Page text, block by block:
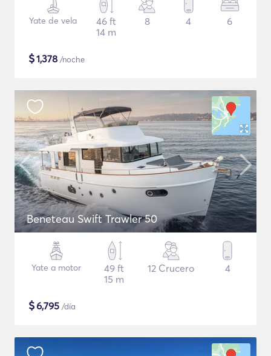
Yate de vela
46 ft
14 m
8 4 6
$1,378 /noche
Beneteau Swift Trawler 50
Yate a motor
49 ft
15 m
12 Crucero 4
$6,795 /día